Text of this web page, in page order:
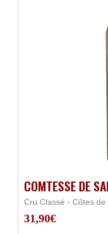
COMTESSE DE
Cru Classé - Côtes
31,90€